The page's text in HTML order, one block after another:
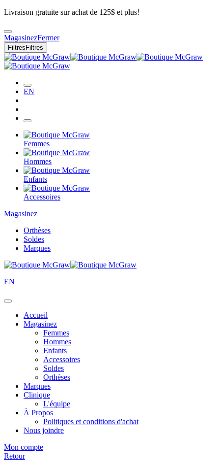
Livraison gratuite sur achat de 125$ et plus!
MagasinezFermer
Filtres Filtres
EN
Femmes
Hommes
Enfants
Accessoires
Magasinez
Orthèses
Soldes
Marques
EN
Accueil
Magasinez
Femmes
Hommes
Enfants
Accessoires
Soldes
Orthèses
Marques
Clinique
L'équipe
À Propos
Politiques et conditions d'achat
Nous joindre
Mon compte
Retour